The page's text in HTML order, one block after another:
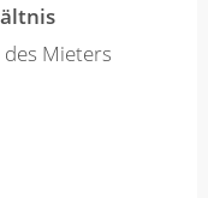
Mieters